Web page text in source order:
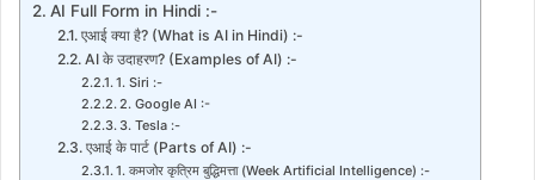
AI Full Form in Hindi :-
एआई क्या है? (What is AI in Hindi) :-
AI के उदाहरण? (Examples of AI) :-
1. Siri :-
2. Google AI :-
3. Tesla :-
एआई के पार्ट (Parts of AI) :-
1. कमजोर कृत्रिम बुद्धिमत्ता (Week Artificial Intelligence) :-